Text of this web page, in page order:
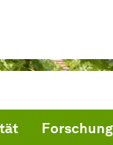
Forschung